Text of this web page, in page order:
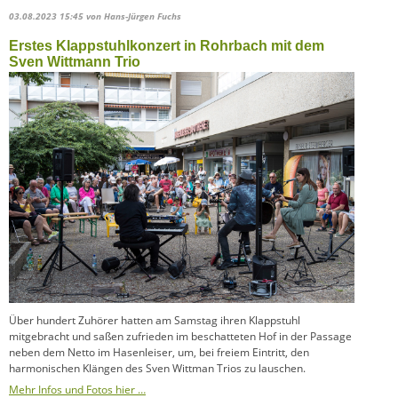
03.08.2023 15:45 von Hans-Jürgen Fuchs
Erstes Klappstuhlkonzert in Rohrbach mit dem
Sven Wittmann Trio
Über hundert Zuhörer hatten am Samstag ihren Klappstuhl
mitgebracht und saßen zufrieden im beschatteten Hof in der Passage
neben dem Netto im Hasenleiser, um, bei freiem Eintritt, den
harmonischen Klängen des Sven Wittman Trios zu lauschen.
Mehr Infos und Fotos hier …